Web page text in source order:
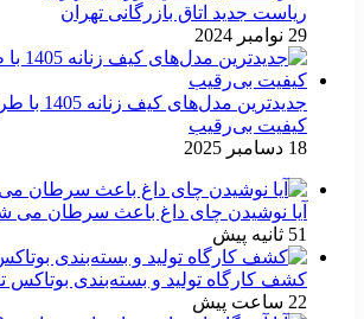
ریاست جدید اتاق بازرگانی تهران
29 نوامبر 2024
جدیدترین
کیفیت بی‌رقیب
18 دسامبر 2025
آیا نوشیدن چای داغ باعث سرطان می
51 ثانیه پیش
کشف کارگاه تولید و بسته‌بندی بوتاکس
22 ساعت پیش